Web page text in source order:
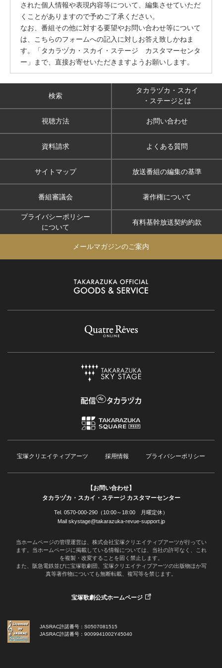
された個人情報や表現内容等について、編集させていただ
くことがありますので予めご了承ください。
なお、番組その他に対する要望やお問い合わせ等について
は、こちらのフォームへの記入に対しお答え致しかねま
す。「タカラヅカ・スカイ・ステージ カスタマーセンタ
ー」まで、直接お寄せいただきますようお願いします。
検索
タカラヅカ・スカイ
・ステージとは
視聴方法 お問い合わせ
資料請求 よくある質問
サイトマップ 放送番組の編集の基準
番組審議会 著作権について
プライバシーポリシー
について
有料基幹放送契約約款
メールマガジンのご案内
宝塚クリエイティブアーツ 採用情報 プライバシーポリシー
【お問い合わせ】
タカラヅカ・スカイ・ステージ カスタマーセンター
Tel. 0570-000-290（10:00～18:00 月曜定休）
Mail skystage@takarazuka-revue-support.jp
当ホームページの管理運営は、株式会社宝塚クリエイティブアーツが行ってい
ます。当ホームページに掲載している情報については、当社の許可なく、これ
を複製・改変することを固く禁止します。
また、阪急電鉄並びに宝塚歌劇団、宝塚クリエイティブアーツの出版物ほか写
真等著作物についても無断転載、複写等を禁じます。
宝塚歌劇公式ホームページ
JASRAC許諾番号：S0507081515
JASRAC許諾番号：9009941002Y45040